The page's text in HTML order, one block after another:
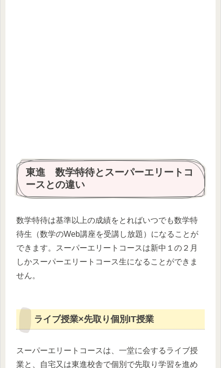
東進 数学特待とスーパーエリートコ
ースとの違い
数学特待は基準以上の成績をとればいつでも数学特
待生（数学のWeb講座を受講し放題）になることが
できます。スーパーエリートコースは新中１の２月
しかスーパーエリートコース生になることができま
せん。
ライブ授業×先取り個別IT授業
スーパーエリートコースは、一堂に会するライブ授
業と、自宅又は東進校舎で個別で先取り学習を進め